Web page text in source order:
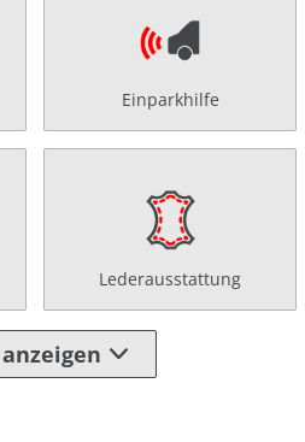
Einparkhilfe
Lederausstattung